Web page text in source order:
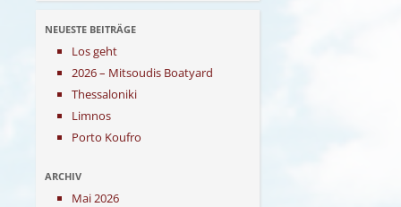
NEUESTE BEITRÄGE
Los geht
2026 – Mitsoudis Boatyard
Thessaloniki
Limnos
Porto Koufro
ARCHIV
Mai 2026